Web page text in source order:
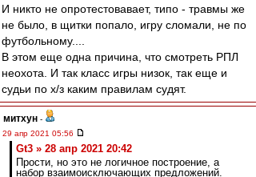
И никто не опротестовавает, типо - травмы же
не было, в щитки попало, игру сломали, не по
футбольному....
В этом еще одна причина, что смотреть РПЛ
неохота. И так класс игры низок, так еще и
судьи по х/з каким правилам судят.
митхун -
29 апр 2021 05:56
Gt3 » 28 апр 2021 20:42
Прости, но это не логичное построение, а
набор взаимоисключающих предложений.